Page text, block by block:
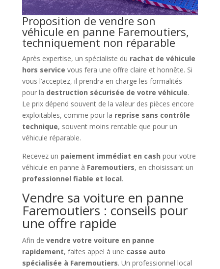
Proposition de vendre son
véhicule en panne Faremoutiers,
techniquement non réparable
Après expertise, un spécialiste du rachat de véhicule
hors service vous fera une offre claire et honnête. Si
vous l’acceptez, il prendra en charge les formalités
pour la destruction sécurisée de votre véhicule.
Le prix dépend souvent de la valeur des pièces encore
exploitables, comme pour la reprise sans contrôle
technique, souvent moins rentable que pour un
véhicule réparable.
Recevez un paiement immédiat en cash pour votre
véhicule en panne à Faremoutiers, en choisissant un
professionnel fiable et local.
Vendre sa voiture en panne
Faremoutiers : conseils pour
une offre rapide
Afin de vendre votre voiture en panne
rapidement, faites appel à une casse auto
spécialisée à Faremoutiers. Un professionnel local